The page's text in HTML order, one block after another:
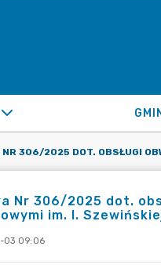
Nr 306/2025 dot.
im. I.
03 09:06